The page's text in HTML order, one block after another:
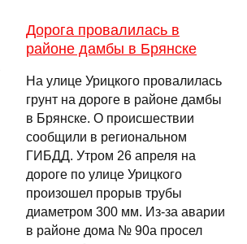
Дорога провалилась в
районе дамбы в Брянске
На улице Урицкого провалилась
грунт на дороге в районе дамбы
в Брянске. О происшествии
сообщили в региональном
ГИБДД. Утром 26 апреля на
дороге по улице Урицкого
произошел прорыв трубы
диаметром 300 мм. Из-за аварии
в районе дома № 90а просел